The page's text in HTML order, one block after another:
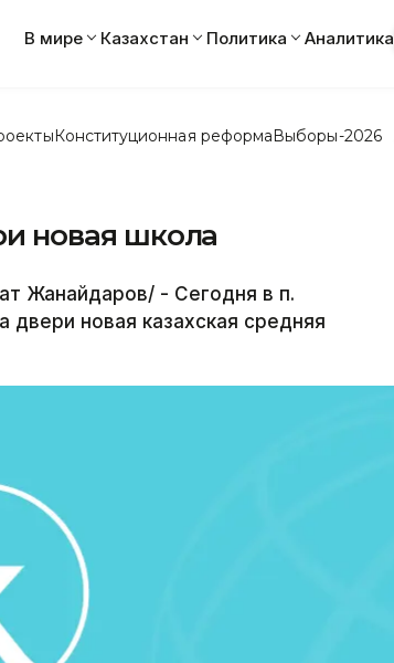
В мире Казахстан Политика Аналитика
Конституционная реформаВыборы-2026
новая школа
Жанайдаров/ - Сегодня в п.
новая казахская средняя